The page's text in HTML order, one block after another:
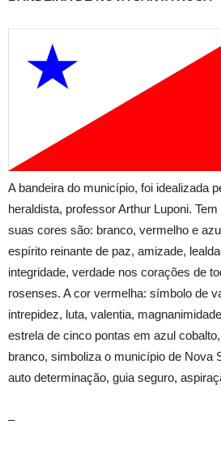
A bandeira do município, foi idealizada
heraldista, professor Arthur Luponi.
suas cores são: branco, vermelho e
espírito reinante de paz, amizade,
integridade, verdade nos corações de
rosenses. A cor vermelha: símbolo de
intrepidez, luta, valentia,
estrela de cinco pontas em azul
branco, simboliza o município de Nova
auto determinação, guia seguro,
–